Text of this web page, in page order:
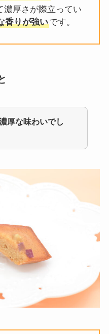
濃厚さが際立ってい
香りが強いです。
厚な味わいでし